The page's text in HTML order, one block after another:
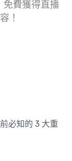
免費獲得直播
！
必知的 3 大重